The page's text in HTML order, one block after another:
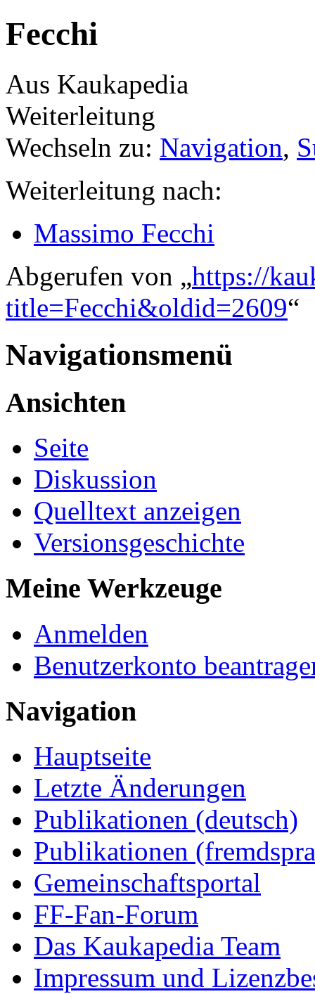
Fecchi
Aus Kaukapedia
Weiterleitung
Wechseln zu: Navigation,
Weiterleitung nach:
Massimo Fecchi
Abgerufen von „https://
title=Fecchi&oldid=2609“
Navigationsmenü
Ansichten
Seite
Diskussion
Quelltext anzeigen
Versionsgeschichte
Meine Werkzeuge
Anmelden
Benutzerkonto
Navigation
Hauptseite
Letzte Änderungen
Publikationen (deutsch)
Publikationen
Gemeinschaftsportal
FF-Fan-Forum
Das Kaukapedia Team
Impressum und